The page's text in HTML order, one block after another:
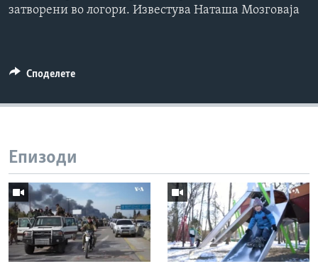
затворени во логори. Известува Наташа Мозговаја
Споделете
Епизоди